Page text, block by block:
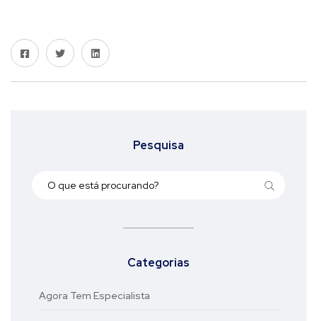
Pesquisa
Categorias
Agora Tem Especialista